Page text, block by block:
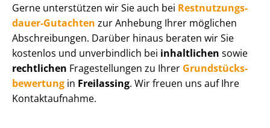
Gerne unterstützen wir Sie auch bei Rest­nut­zungs­
dau­er-Gutachten zur Anhebung Ihrer möglichen
Abschreibungen. Darüber hinaus beraten wir Sie
kostenlos und unverbindlich bei inhaltlichen sowie
rechtlichen Fragestellungen zu Ihrer Grund­stücks­
be­wer­tung in Freilassing. Wir freuen uns auf Ihre
Kontaktaufnahme.